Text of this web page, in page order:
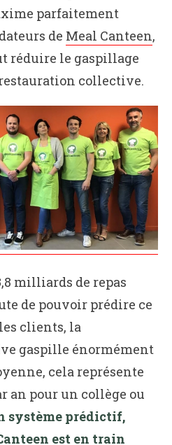
parfaitement
de Meal Canteen,
réduire le gaspillage
collective.
milliards de repas
de pouvoir prédire ce
clients, la
gaspille énormément
cela représente
an pour un collège ou
système prédictif,
est en train